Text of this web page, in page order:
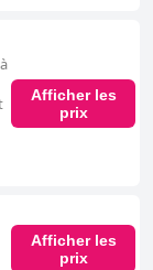
Afficher les
prix
Afficher les
prix